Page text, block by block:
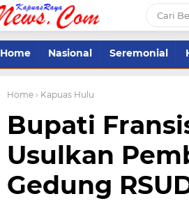
Home Nasional Seremonial
Home › Kapuas Hulu
Bupati
Usulkan
Gedung